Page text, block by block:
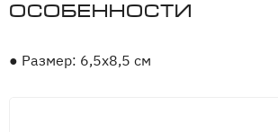
Особенности
● Размер: 6,5х8,5 см